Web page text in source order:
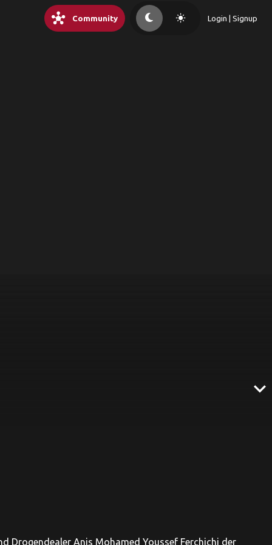
hub Community light_mode Login | Signup
expand_more
Drogendealer Anis Mohamed Youssef Ferchichi der